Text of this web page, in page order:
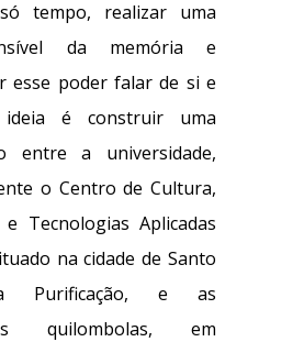
tempo, realizar uma
da memória e
esse poder falar de si e
é construir uma
entre a universidade,
o Centro de Cultura,
Tecnologias Aplicadas
na cidade de Santo
Purificação, e as
quilombolas, em